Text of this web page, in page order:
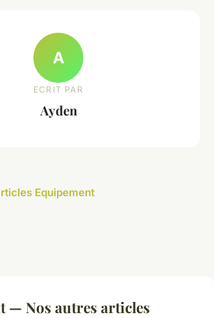
A
ECRIT PAR
Ayden
Equipement
— Nos autres articles